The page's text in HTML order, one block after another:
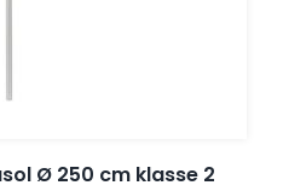
Ø 250 cm klasse 2